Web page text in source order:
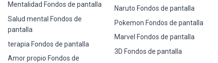
Mentalidad Fondos de pantalla
Salud mental Fondos de
pantalla
terapia Fondos de pantalla
Amor propio Fondos de
Naruto Fondos de pantalla
Pokemon Fondos de pantalla
Marvel Fondos de pantalla
3D Fondos de pantalla